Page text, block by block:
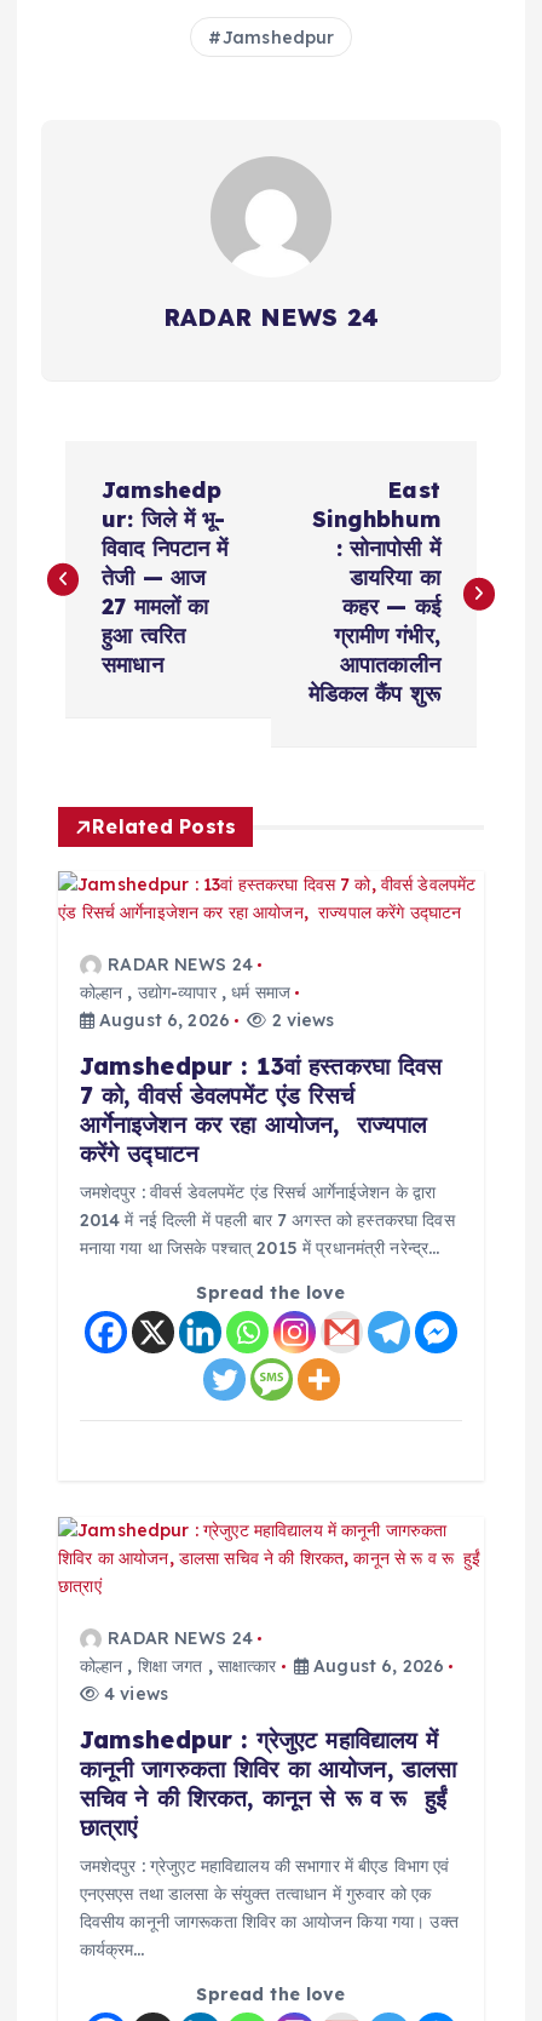
Jamshedpur
RADAR NEWS 24
s
v
Jamshedp
ur: जिले में भू-
विवाद निपटान में
तेजी — आज
27 मामलों का
हुआ त्वरित
समाधान
East
Singhbhum
: सोनापोसी में
डायरिया का
कहर — कई
ग्रामीण गंभीर,
आपातकालीन
मेडिकल कैंप शुरू
Related Posts
RADAR NEWS 24
कोल्हान , उद्योग-व्यापार,धर्म समाज
August 6, 2026
2 views
Jamshedpur : 13वां हस्तकरघा दिवस
7 को, वीवर्स डेवलपमेंट एंड रिसर्च
आर्गेनाइजेशन कर रहा आयोजन, राज्यपाल
करेंगे उद्घाटन
जमशेदपुर : वीवर्स डेवलपमेंट एंड रिसर्च आर्गेनाईजेशन के द्वारा
2014 में नई दिल्ली में पहली बार 7 अगस्त को हस्तकरघा दिवस
मनाया गया था जिसके पश्चात् 2015 में प्रधानमंत्री नरेन्द्र…
Spread the love
RADAR NEWS 24
कोल्हान , शिक्षा जगत , साक्षात्कार
August 6, 2026
4 views
Jamshedpur : ग्रेजुएट महाविद्यालय में
कानूनी जागरुकता शिविर का आयोजन, डालसा
सचिव ने की शिरकत, कानून से रू व रू हुईं
छात्राएं
जमशेदपुर : ग्रेजुएट महाविद्यालय की सभागार में बीएड विभाग एवं
एनएसएस तथा डालसा के संयुक्त तत्वाधान में गुरुवार को एक
दिवसीय कानूनी जागरूकता शिविर का आयोजन किया गया। उक्त
कार्यक्रम…
Spread the love